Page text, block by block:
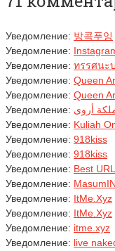
Уведомление: 방콕푸잉
Уведомление:
Уведомление: ทรรศนะ
Уведомление: Queen
Уведомление: Queen
Уведомление: أروى
Уведомление: Kuliah
Уведомление: 918kiss
Уведомление: 918kiss
Уведомление: Best
Уведомление:
Уведомление: ItMe.Xyz
Уведомление: ItMe.Xyz
Уведомление: itme.xyz
Уведомление: live